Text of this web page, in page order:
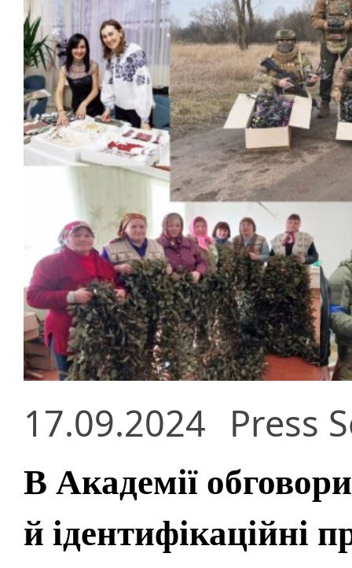
17.09.2024 Press
В Академії
й ідентифікаційні